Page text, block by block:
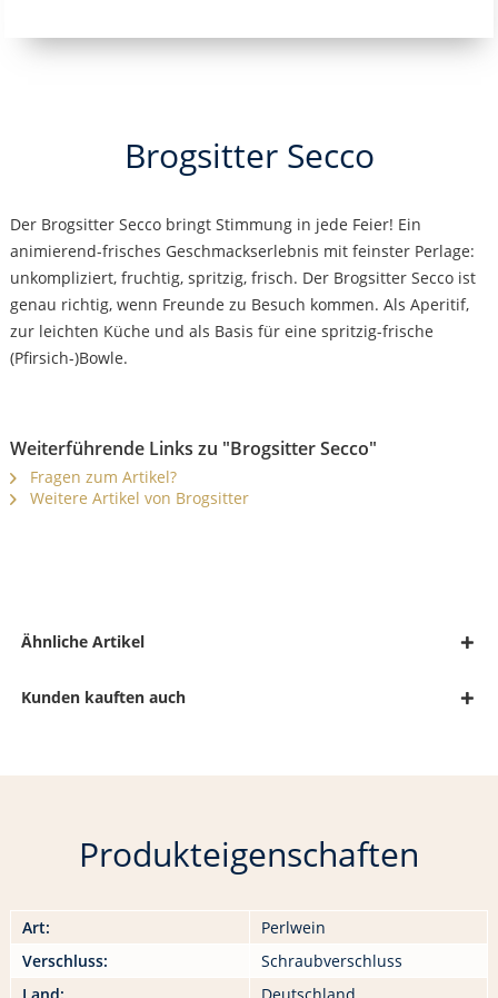
Brogsitter Secco
Der Brogsitter Secco bringt Stimmung in jede Feier! Ein
animierend-frisches Geschmackserlebnis mit feinster Perlage:
unkompliziert, fruchtig, spritzig, frisch. Der Brogsitter Secco ist
genau richtig, wenn Freunde zu Besuch kommen. Als Aperitif,
zur leichten Küche und als Basis für eine spritzig-frische
(Pfirsich-)Bowle.
Weiterführende Links zu "Brogsitter Secco"
Fragen zum Artikel?
Weitere Artikel von Brogsitter
Ähnliche Artikel
Kunden kauften auch
Produkteigenschaften
Art:
Perlwein
Verschluss:
Schraubverschluss